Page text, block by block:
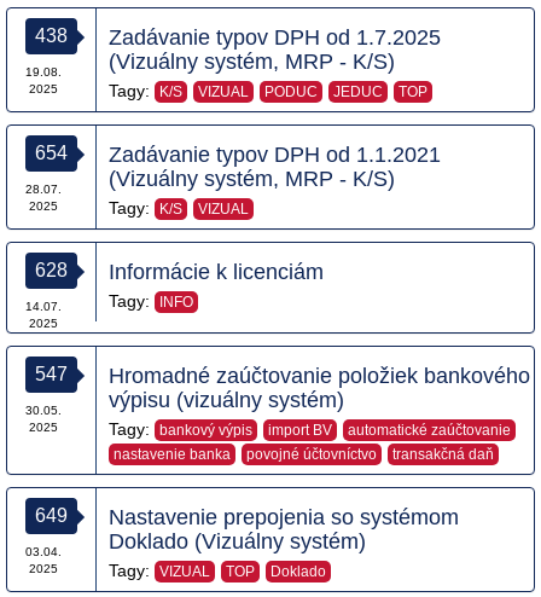
438
19.08.
2025
Zadávanie typov DPH od 1.7.2025
(Vizuálny systém, MRP - K/S)
Tagy: K/S VIZUAL PODUC JEDUC TOP
654
28.07.
2025
Zadávanie typov DPH od 1.1.2021
(Vizuálny systém, MRP - K/S)
Tagy: K/S VIZUAL
628
14.07.
2025
Informácie k licenciám
Tagy: INFO
547
30.05.
2025
Hromadné zaúčtovanie položiek bankového
výpisu (vizuálny systém)
Tagy: bankový výpis import BV
automatické zaúčtovanie
nastavenie banka
povojné účtovníctvo transakčná daň
649
03.04.
2025
Nastavenie prepojenia so systémom
Doklado (Vizuálny systém)
Tagy: VIZUAL TOP Doklado